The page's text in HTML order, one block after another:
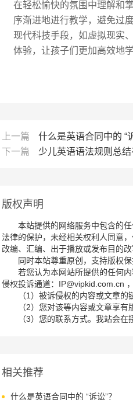
在轻松愉快的氛围中理解和
序渐进地进行教学，避免过
现代科技手段，如虚拟现实
体验，让孩子们更加高效地
上一篇
什么是英语合同中的 “
下一篇
少儿英语语法规则总结
版权声明
本站提供的网络服务中包含的
法律的保护，未经相关权利人同意
改编、汇编、出于播放或发布目的
同时本站尊重原创，支持版权
若您认为本网站所提供的任何
侵权投诉通道：IP@vipkid.com.cn
（1）被诉侵权的内容或文章的
（2）您对该等内容或文章享有
（3）您的联系方式。我站会
相关推荐
什么是英语合同中的 “诉讼”？